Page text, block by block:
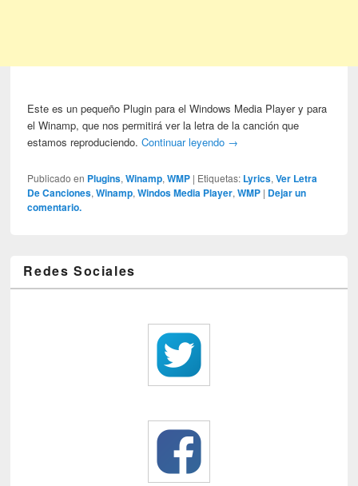
Este es un pequeño Plugin para el Windows Media Player y para
el Winamp, que nos permitirá ver la letra de la canción que
estamos reproduciendo.Continuar leyendo →
Publicado en Plugins,Winamp,WMP | Etiquetas: Lyrics,Ver Letra
De Canciones,Winamp,Windos Media Player,WMP | Dejar un
comentario.
Redes Sociales